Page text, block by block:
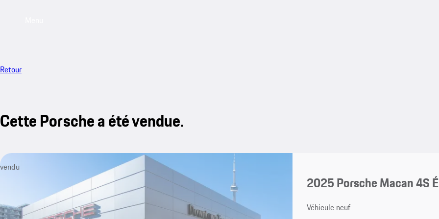
Retour
Cette Porsche a été vendue.
vendu
2025 Porsche Macan 4S
Véhicule neuf